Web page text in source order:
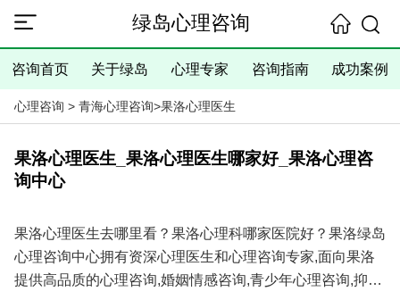
绿岛心理咨询
咨询首页 关于绿岛 心理专家 咨询指南 成功案例
心理咨询 > 青海心理咨询>果洛心理医生
果洛心理医生_果洛心理医生哪家好_果洛心理咨
询中心
果洛心理医生去哪里看？果洛心理科哪家医院好？果洛绿岛
心理咨询中心拥有资深心理医生和心理咨询专家,面向果洛
提供高品质的心理咨询,婚姻情感咨询,青少年心理咨询,抑郁